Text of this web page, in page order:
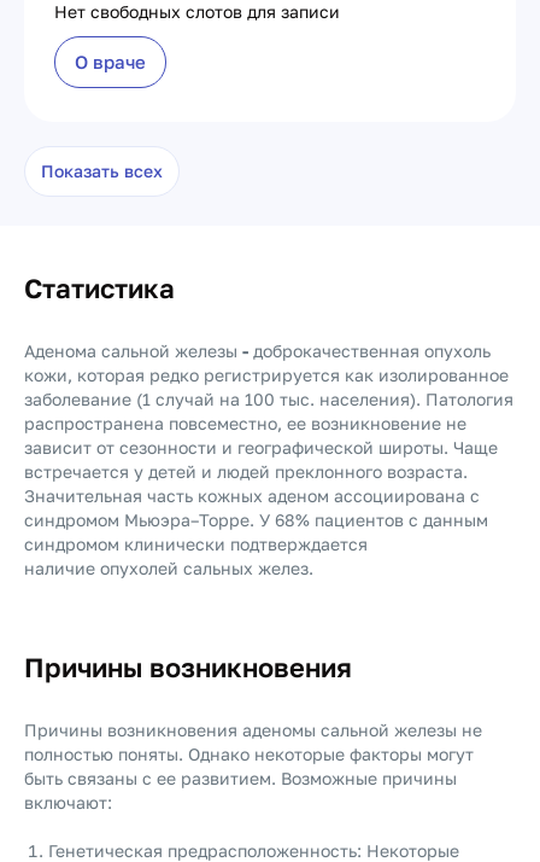
Нет свободных слотов для записи
О враче
Показать всех
Статистика
Аденома сальной железы - доброкачественная опухоль
кожи, которая редко регистрируется как изолированное
заболевание (1 случай на 100 тыс. населения). Патология
распространена повсеместно, ее возникновение не
зависит от сезонности и географической широты. Чаще
встречается у детей и людей преклонного возраста.
Значительная часть кожных аденом ассоциирована с
синдромом Мьюэра–Торре. У 68% пациентов с данным
синдромом клинически подтверждается
наличие опухолей сальных желез.
Причины возникновения
Причины возникновения аденомы сальной железы не
полностью поняты. Однако некоторые факторы могут
быть связаны с ее развитием. Возможные причины
включают:
Генетическая предрасположенность: Некоторые